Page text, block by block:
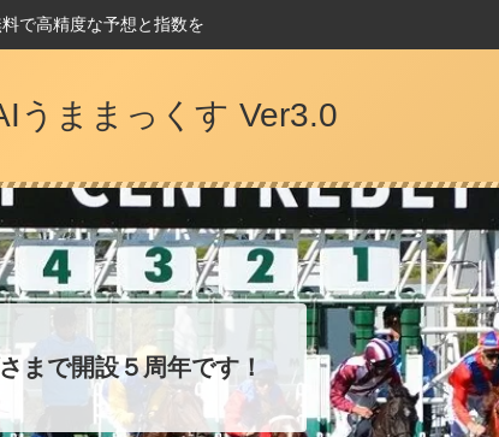
で高精度な予想と指数を
うままっくす Ver3.0
まで開設５周年です！